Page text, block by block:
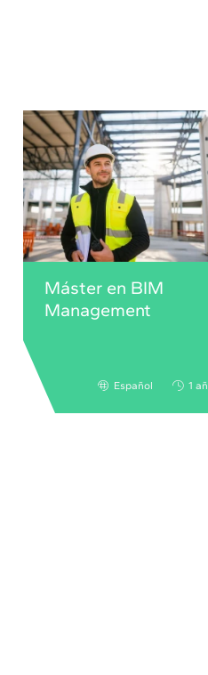
Máster en BIM
Management
Español 1